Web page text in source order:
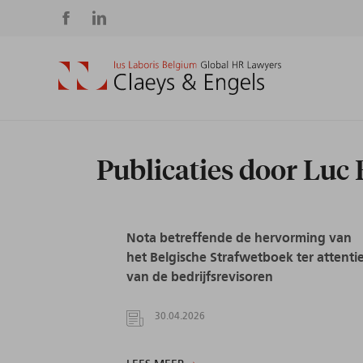
Social
media
Publicaties door Luc
Nota betreffende de hervorming van
het Belgische Strafwetboek ter
van de bedrijfsrevisoren
30.04.2026